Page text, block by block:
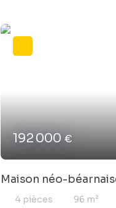
petit salon, 2 chambres et
d'une entrée
192 000€
Maison néo-
4 pièces 96 m²